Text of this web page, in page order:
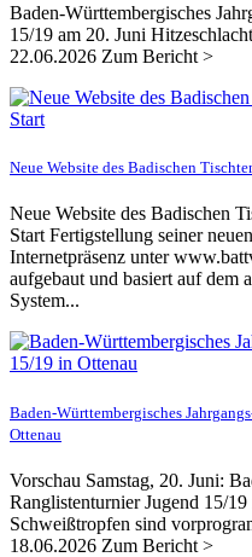
Baden-Württembergisches
15/19 am 20. Juni
22.06.2026 Zum Bericht >
Neue Website des Badischen
Neue Website des Badischen
Start Fertigstellung seiner
Internetpräsenz unter
aufgebaut und basiert auf dem
System...
Baden-Württembergisches
Ottenau
Vorschau Samstag, 20. Juni:
Ranglistenturnier Jugend 15/
Schweißtropfen sind
18.06.2026 Zum Bericht >